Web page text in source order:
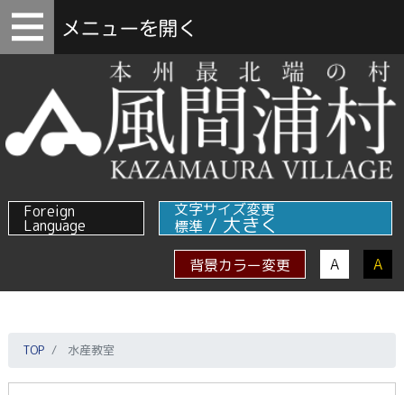
Foreign
Language
文字サイズ変更
標準 / 大きく
背景カラー変更 A A
TOP 水産教室